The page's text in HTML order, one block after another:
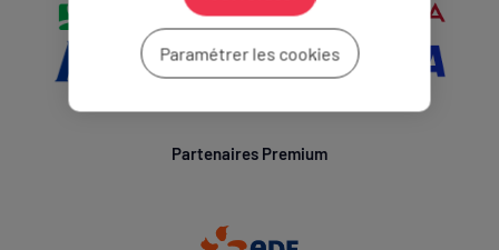
Partenaires Premium
Paramétrer les cookies